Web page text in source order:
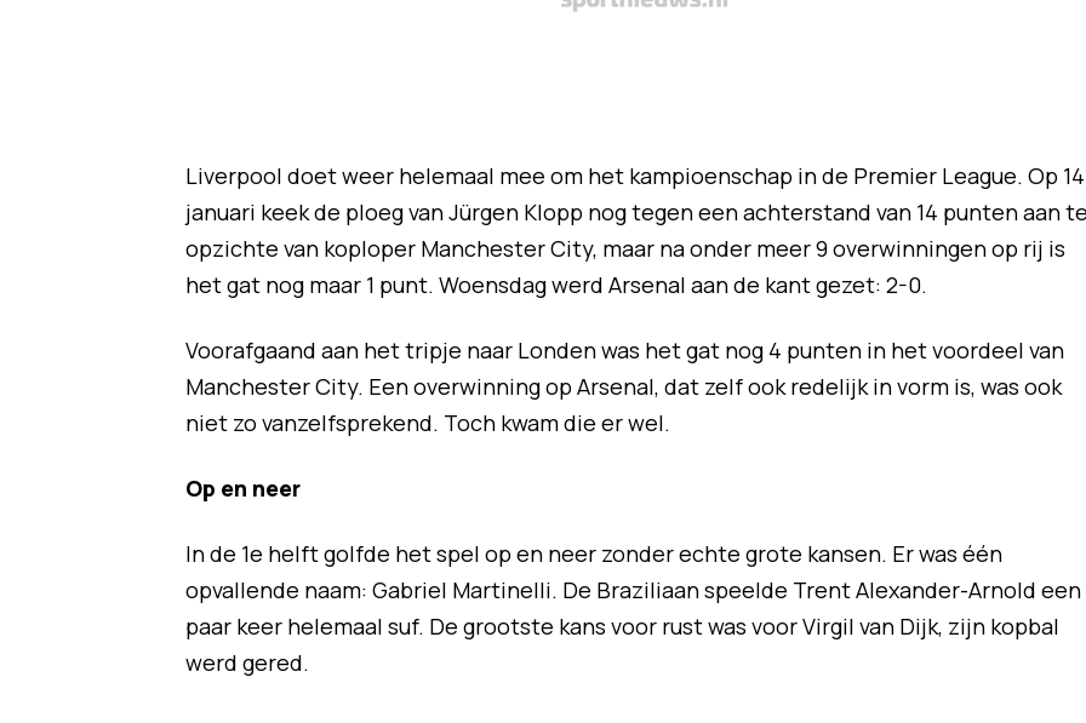
Liverpool doet weer helemaal mee om het kampioenschap in de Premier League. Op 14
januari keek de ploeg van Jürgen Klopp nog tegen een achterstand van 14 punten aan
opzichte van koploper Manchester City, maar na onder meer 9 overwinningen op rij is
het gat nog maar 1 punt. Woensdag werd Arsenal aan de kant gezet: 2-0.
Voorafgaand aan het tripje naar Londen was het gat nog 4 punten in het voordeel van
Manchester City. Een overwinning op Arsenal, dat zelf ook redelijk in vorm is, was ook
niet zo vanzelfsprekend. Toch kwam die er wel.
Op en neer
In de 1e helft golfde het spel op en neer zonder echte grote kansen. Er was één
opvallende naam: Gabriel Martinelli. De Braziliaan speelde Trent Alexander-Arnold een
paar keer helemaal suf. De grootste kans voor rust was voor Virgil van Dijk, zijn kopbal
werd gered.